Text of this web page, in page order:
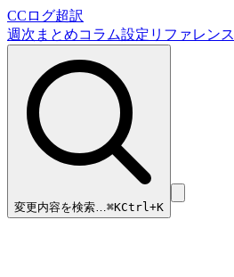
CCログ超訳
週次まとめコラム設定リファレンス
変更内容を検索…⌘KCtrl+K